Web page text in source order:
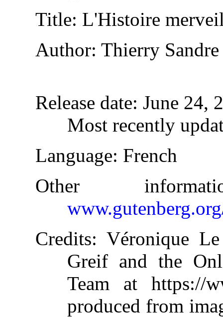
Title: L'Histoire
Author: Thierry Sandre
Release date: June 24,
Most recently
Language: French
Other
Credits: Véronique
Greif and the
Team at https://
produced from